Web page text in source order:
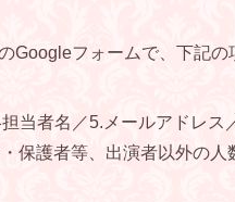
Googleフォームで、下記
当者名／5.メールアドレス
保護者等、出演者以外の